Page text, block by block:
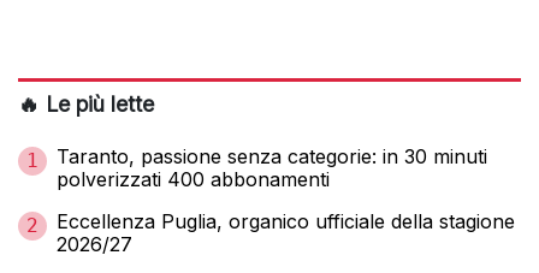
🔥 Le più lette
1
Taranto, passione senza categorie: in 30 minuti
polverizzati 400 abbonamenti
2
Eccellenza Puglia, organico ufficiale della stagione
2026/27